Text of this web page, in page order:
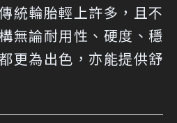
統輪胎輕上許多，且不
無論耐用性、硬度、穩
更為出色，亦能提供舒